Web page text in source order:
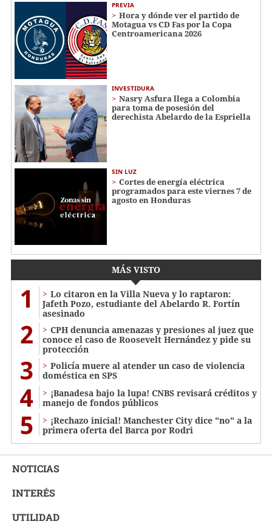
PREVIA
Hora y dónde ver el partido de
Motagua vs CD Fas por la Copa
Centroamericana 2026
INVESTIDURA
Nasry Asfura llega a Colombia
para toma de posesión del
derechista Abelardo de la Espriella
SIN LUZ
Cortes de energía eléctrica
programados para este viernes 7 de
agosto en Honduras
MÁS VISTO
1
Lo citaron en la Villa Nueva y lo raptaron:
Jafeth Pozo, estudiante del Abelardo R. Fortín
asesinado
2
CPH denuncia amenazas y presiones al juez que
conoce el caso de Roosevelt Hernández y pide su
protección
3
Policía muere al atender un caso de violencia
doméstica en SPS
4
¡Banadesa bajo la lupa! CNBS revisará créditos y
manejo de fondos públicos
5
¡Rechazo inicial! Manchester City dice "no" a la
primera oferta del Barca por Rodri
NOTICIAS
INTERÉS
UTILIDAD